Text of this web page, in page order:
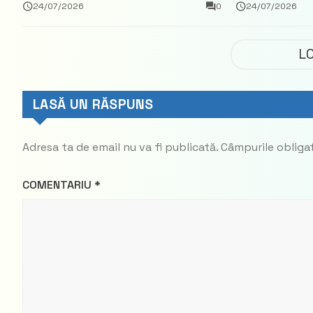
vama Aeroport
24/07/2026 0
ce a
Democrat
24/07/2026
LASĂ UN RĂSPUNS
Adresa ta de email nu va fi publicată.Câmpurile
COMENTARIU *